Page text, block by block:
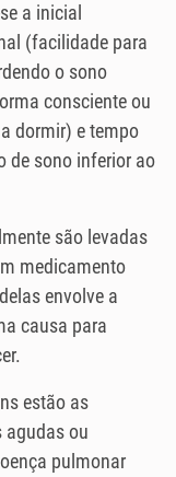
a inicial
(facilidade para
o sono
consciente ou
dormir) e tempo
de sono inferior ao
são levadas
medicamento
envolve a
causa para
estão as
agudas ou
pulmonar